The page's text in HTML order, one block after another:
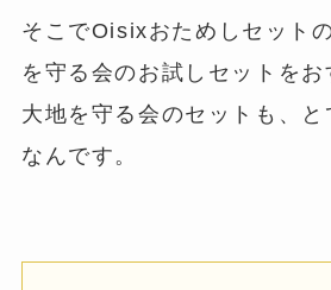
そこでOisixおためしセット
を守る会のお試しセットをお
大地を守る会のセットも、
なんです。